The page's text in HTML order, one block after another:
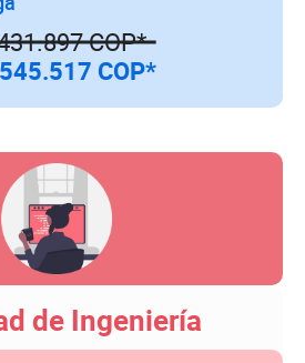
COP*
COP*
de Ingeniería